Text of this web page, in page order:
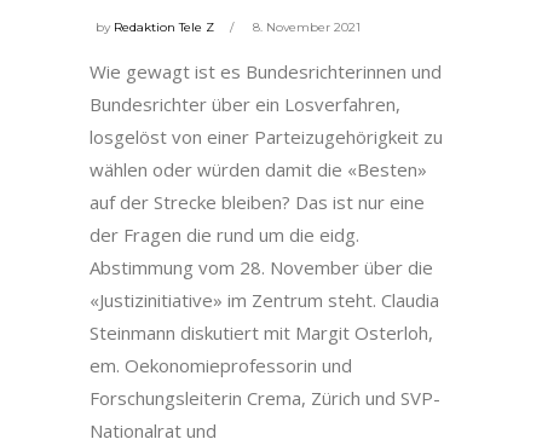
by Redaktion Tele Z 8. November 2021
Wie gewagt ist es Bundesrichterinnen und
Bundesrichter über ein Losverfahren,
losgelöst von einer Parteizugehörigkeit zu
wählen oder würden damit die «Besten»
auf der Strecke bleiben? Das ist nur eine
der Fragen die rund um die eidg.
Abstimmung vom 28. November über die
«Justizinitiative» im Zentrum steht. Claudia
Steinmann diskutiert mit Margit Osterloh,
em. Oekonomieprofessorin und
Forschungsleiterin Crema, Zürich und SVP-
Nationalrat und